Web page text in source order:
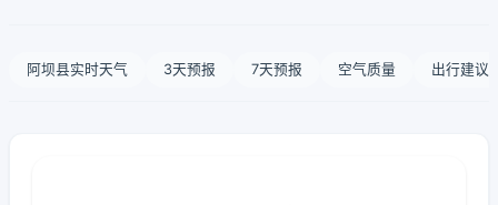
阿坝县实时天气 3天预报 7天预报 空气质量 出行建议